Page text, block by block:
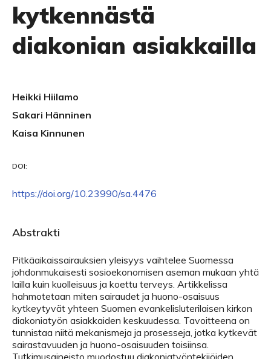
kytkennästä
diakonian asiakkailla
Heikki Hiilamo
Sakari Hänninen
Kaisa Kinnunen
DOI:
https://doi.org/10.23990/sa.4476
Abstrakti
Pitkäaikaissairauksien yleisyys vaihtelee Suomessa
johdonmukaisesti sosioekonomisen aseman mukaan yhtä
lailla kuin kuolleisuus ja koettu terveys. Artikkelissa
hahmotetaan miten sairaudet ja huono-osaisuus
kytkeytyvät yhteen Suomen evankelisluterilaisen kirkon
diakoniatyön asiakkaiden keskuudessa. Tavoitteena on
tunnistaa niitä mekanismeja ja prosesseja, jotka kytkevät
sairastavuuden ja huono-osaisuuden toisiinsa.
Tutkimusaineisto muodostuu diakoniatyöntekijöiden